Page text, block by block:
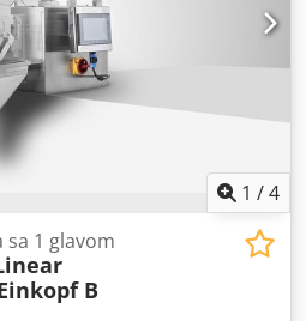
1 /4
sa 1 glavom
B